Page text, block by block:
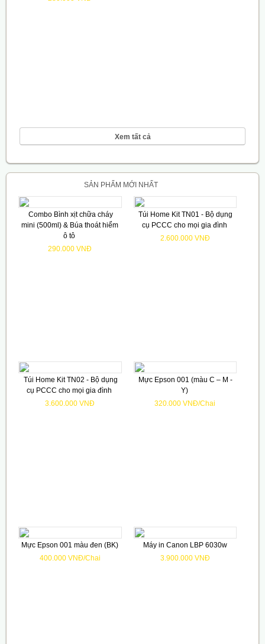
Xem tất cả
SẢN PHẨM MỚI NHẤT
Combo Bình xịt chữa cháy
mini (500ml) & Búa thoát hiểm
ô tô
290.000 VNĐ
Túi Home Kit TN01 - Bộ dụng
cụ PCCC cho mọi gia đình
2.600.000 VNĐ
Túi Home Kit TN02 - Bộ dụng
cụ PCCC cho mọi gia đình
3.600.000 VNĐ
Mực Epson 001 (màu C – M -
Y)
320.000 VNĐ/Chai
Mực Epson 001 màu đen (BK)
400.000 VNĐ/Chai
Máy in Canon LBP 6030w
3.900.000 VNĐ